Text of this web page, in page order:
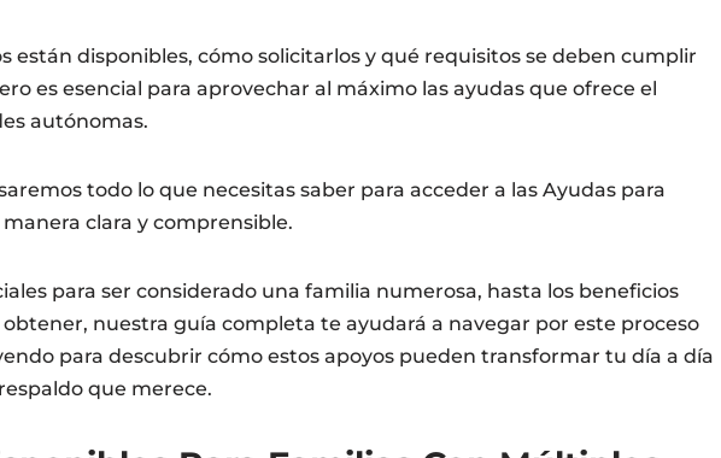
están disponibles, cómo solicitarlos y qué requisitos se deben cumplir
es esencial para aprovechar al máximo las ayudas que ofrece el
autónomas.
todo lo que necesitas saber para acceder a las Ayudas para
clara y comprensible.
para ser considerado una familia numerosa, hasta los beneficios
nuestra guía completa te ayudará a navegar por este proceso
para descubrir cómo estos apoyos pueden transformar tu día a día
que merece.